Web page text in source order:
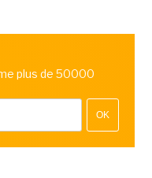
plus de 50000
OK